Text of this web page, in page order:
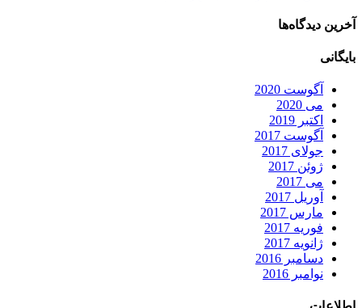
آخرین دیدگاه‌ها
بایگانی
آگوست 2020
می 2020
اکتبر 2019
آگوست 2017
جولای 2017
ژوئن 2017
می 2017
آوریل 2017
مارس 2017
فوریه 2017
ژانویه 2017
دسامبر 2016
نوامبر 2016